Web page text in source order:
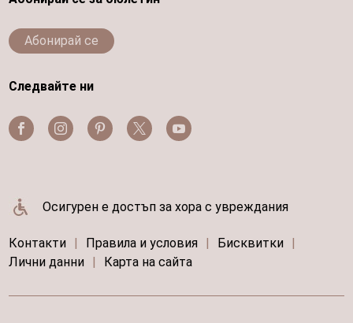
Абонирай се
Следвайте ни
Осигурен е достъп за хора с увреждания
Контакти | Правила и условия | Бисквитки |
Лични данни | Карта на сайта